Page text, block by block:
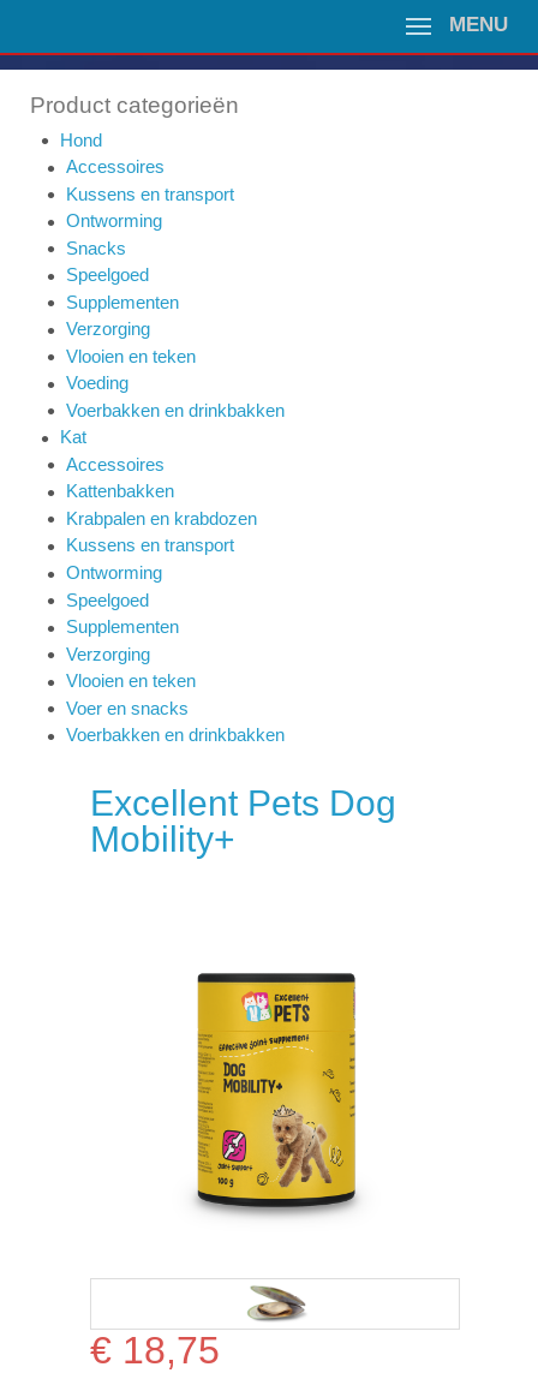
MENU
Product categorieën
Hond
Accessoires
Kussens en transport
Ontworming
Snacks
Speelgoed
Supplementen
Verzorging
Vlooien en teken
Voeding
Voerbakken en drinkbakken
Kat
Accessoires
Kattenbakken
Krabpalen en krabdozen
Kussens en transport
Ontworming
Speelgoed
Supplementen
Verzorging
Vlooien en teken
Voer en snacks
Voerbakken en drinkbakken
Excellent Pets Dog
Mobility+
€ 18,75